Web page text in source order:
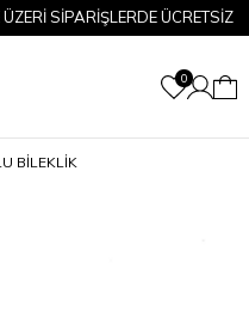
SİPARİŞLERDE ÜCRETSİZ
0
BILEKLIK